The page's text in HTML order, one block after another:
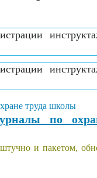
по
и пакетом,